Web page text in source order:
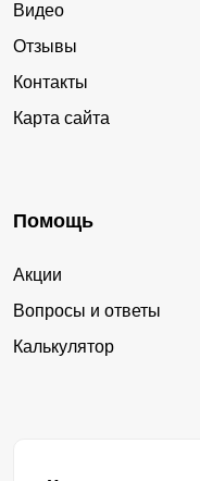
Видео
Отзывы
Контакты
Карта сайта
Помощь
Акции
Вопросы и ответы
Калькулятор